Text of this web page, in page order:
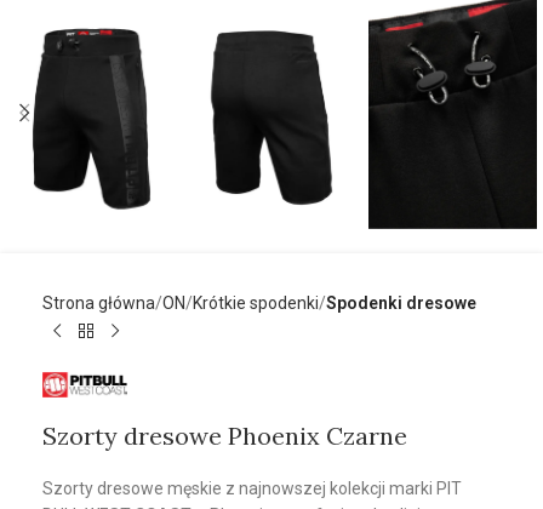
Strona główna ON Krótkie spodenki Spodenki dresowe
Szorty dresowe Phoenix Czarne
Szorty dresowe męskie z najnowszej kolekcji marki PIT